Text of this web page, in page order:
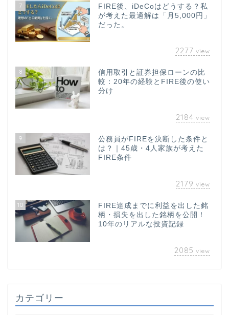
7
FIRE後、iDeCoはどうする？私
が考えた最適解は「月5,000円」
だった。
2277 view
8
信用取引と証券担保ローンの比
較：20年の経験とFIRE後の使い
分け
2184 view
9
公務員がFIREを決断した条件と
は？｜45歳・4人家族が考えた
FIRE条件
2179 view
10
FIRE達成までに利益を出した銘
柄・損失を出した銘柄を公開！
10年のリアルな投資記録
2085 view
カテゴリー